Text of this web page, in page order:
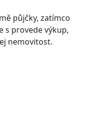
půjčky, zatímco
s provede výkup,
nemovitost.